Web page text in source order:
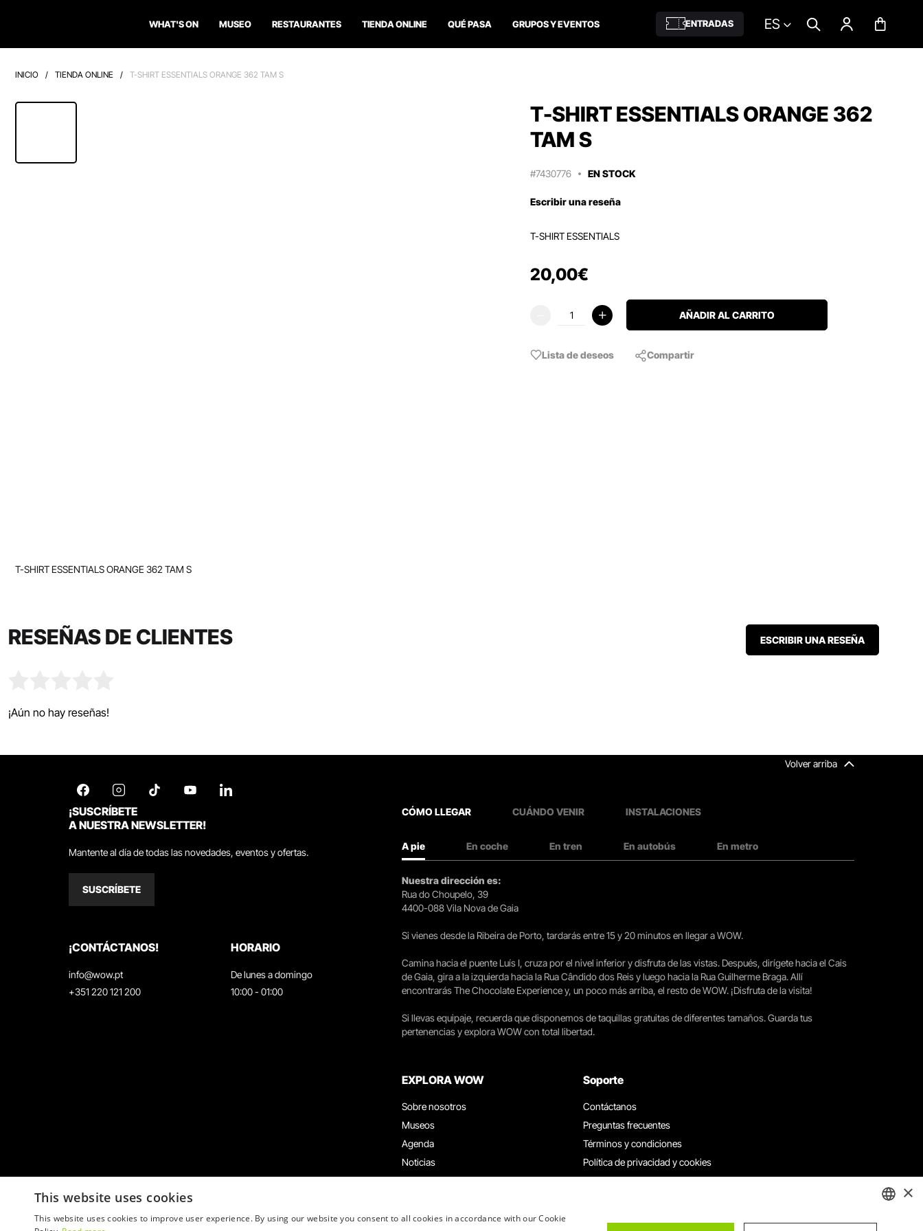
WHAT'S ON MUSEO RESTAURANTES TIENDA ONLINE QUÉ PASA GRUPOS Y EVENTOS ENTRADAS ES
INICIO / TIENDA ONLINE / T-SHIRT ESSENTIALS ORANGE 362 TAM S
T-SHIRT ESSENTIALS ORANGE 362
TAM S
#7430776 EN STOCK
Escribir una reseña
T-SHIRT ESSENTIALS
20,00€
AÑADIR AL CARRITO
Lista de deseos Compartir
T-SHIRT ESSENTIALS ORANGE 362 TAM S
RESEÑAS DE CLIENTES
¡Aún no hay reseñas!
ESCRIBIR UNA RESEÑA
Volver arriba
¡SUSCRÍBETE
A NUESTRA NEWSLETTER!
Mantente al día de todas las novedades, eventos y ofertas.
SUSCRÍBETE
¡CONTÁCTANOS!
info@wow.pt
+351 220 121 200
HORARIO
De lunes a domingo
10:00 - 01:00
CÓMO LLEGAR CUÁNDO VENIR INSTALACIONES
A pie En coche En tren En autobús En metro
Nuestra dirección es:
Rua do Choupelo, 39
4400-088 Vila Nova de Gaia
Si vienes desde la Ribeira de Porto, tardarás entre 15 y 20 minutos en llegar a WOW.
Camina hacia el puente Luís I, cruza por el nivel inferior y disfruta de las vistas. Después, dirígete hacia el Cais
de Gaia, gira a la izquierda hacia la Rua Cândido dos Reis y luego hacia la Rua Guilherme Braga. Allí
encontrarás The Chocolate Experience y, un poco más arriba, el resto de WOW. ¡Disfruta de la visita!
Si llevas equipaje, recuerda que disponemos de taquillas gratuitas de diferentes tamaños. Guarda tus
pertenencias y explora WOW con total libertad.
EXPLORA WOW
Sobre nosotros
Museos
Agenda
Noticias
Restaurantes
Grupos y eventos
Soporte
Contáctanos
Preguntas frecuentes
Términos y condiciones
Política de privacidad y cookies
Trabaja con nosotros
×
This website uses cookies
This website uses cookies to improve user experience. By using our website you consent to all cookies in accordance with our Cookie